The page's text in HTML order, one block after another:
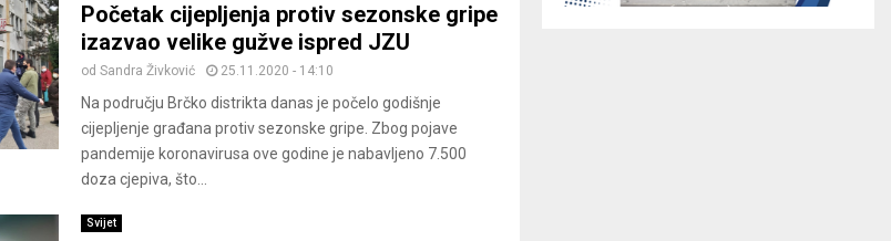
Početak cijepljenja protiv sezonske gripe
izazvao velike gužve ispred JZU
od Sandra Živković 25.11.2020 - 14:10
Na području Brčko distrikta danas je počelo godišnje
cijepljenje građana protiv sezonske gripe. Zbog pojave
pandemije koronavirusa ove godine je nabavljeno 7.500
doza cjepiva, što...
Svijet